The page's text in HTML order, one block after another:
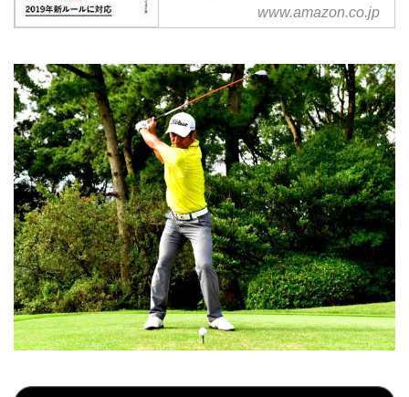
GOLFDIGESTゴルフルール早わ
かり集2019-2020もアマゾン配送
www.amazon.co.jp